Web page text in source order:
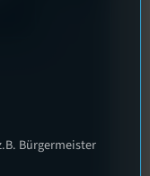
Bürgermeister